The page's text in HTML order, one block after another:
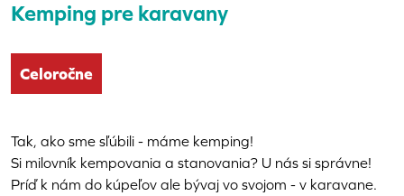
Kemping pre karavany
Celoročne
Tak, ako sme sľúbili - máme kemping!
Si milovník kempovania a stanovania? U nás si správne!
Príď k nám do kúpeľov ale bývaj vo svojom - v karavane.